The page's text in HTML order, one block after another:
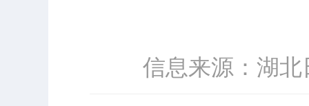
信息来源：湖北